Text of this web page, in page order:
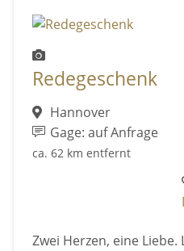
Redegeschenk
Hannover
Gage: auf Anfrage
ca. 62 km entfernt
Zwei Herzen, eine